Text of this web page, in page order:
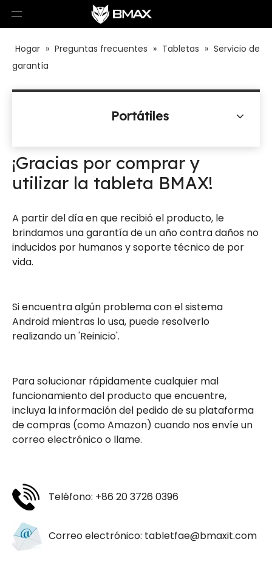
Hogar » Preguntas frecuentes » Tabletas » Servicio de
garantía
Portátiles
¡Gracias por comprar y
utilizar la tableta BMAX!
A partir del día en que recibió el producto, le
brindamos una garantía de un año contra daños no
inducidos por humanos y soporte técnico de por
vida.
Si encuentra algún problema con el sistema
Android mientras lo usa, puede resolverlo
realizando un 'Reinicio'.
Para solucionar rápidamente cualquier mal
funcionamiento del producto que encuentre,
incluya la información del pedido de su plataforma
de compras (como Amazon) cuando nos envíe un
correo electrónico o llame.
Teléfono: +86 20 3726 0396
Correo electrónico: tabletfae@bmaxit.com